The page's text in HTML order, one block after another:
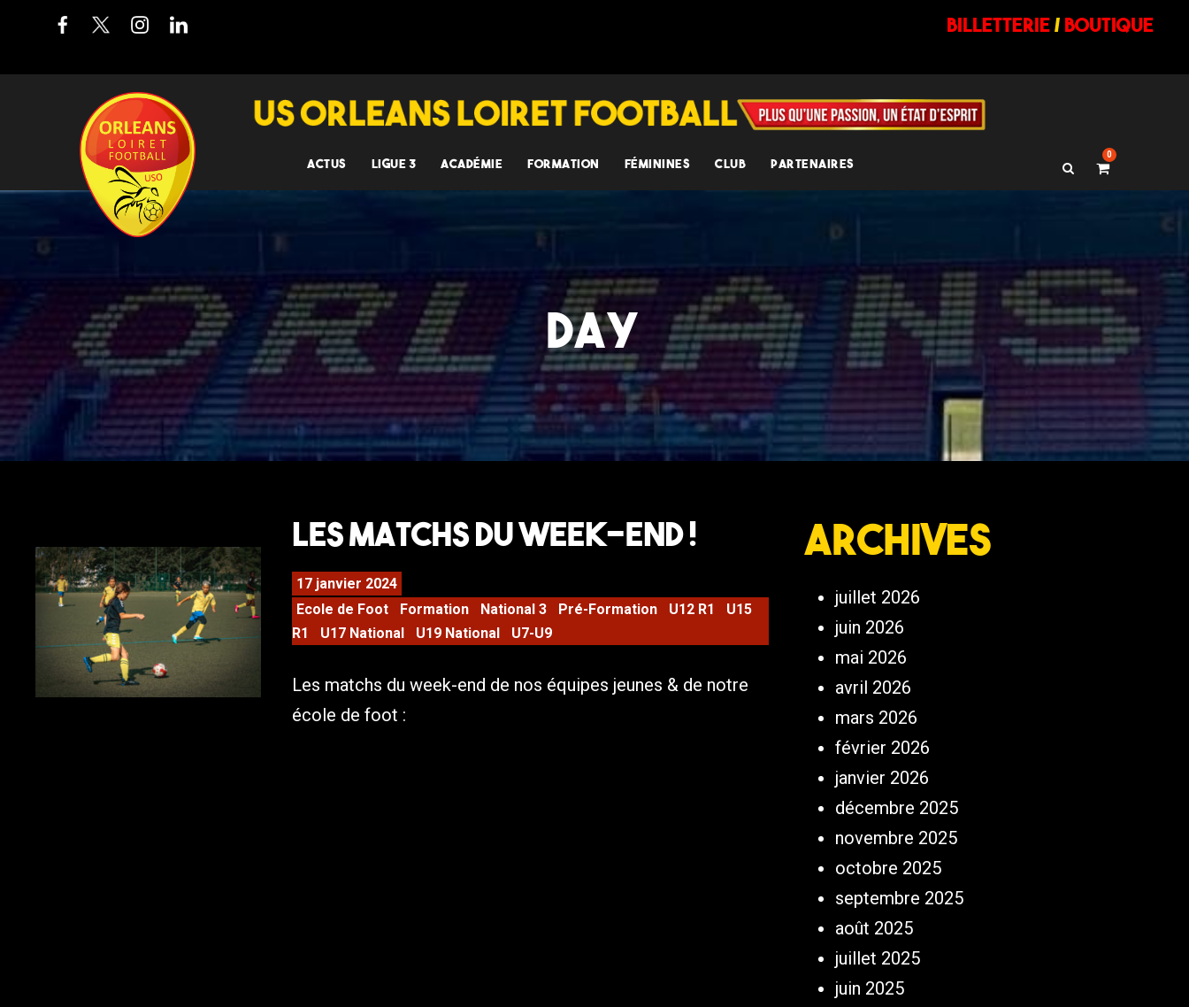
billetterie/ BOUTIQUE
ACTUS LIGUE 3 ACADÉMIE FORMATION FÉMININES CLUB PARTENAIRES
0
DAY
Les Matchs du week-end !
17 janvier 2024
Ecole de Foot
Formation National 3 Pré-Formation U12 R1
U15
R1
U17 National U19 National U7-U9
Les matchs du week-end de nos équipes jeunes & de notre
école de foot :
Archives
juillet 2026
juin 2026
mai 2026
avril 2026
mars 2026
février 2026
janvier 2026
décembre 2025
novembre 2025
octobre 2025
septembre 2025
août 2025
juillet 2025
juin 2025